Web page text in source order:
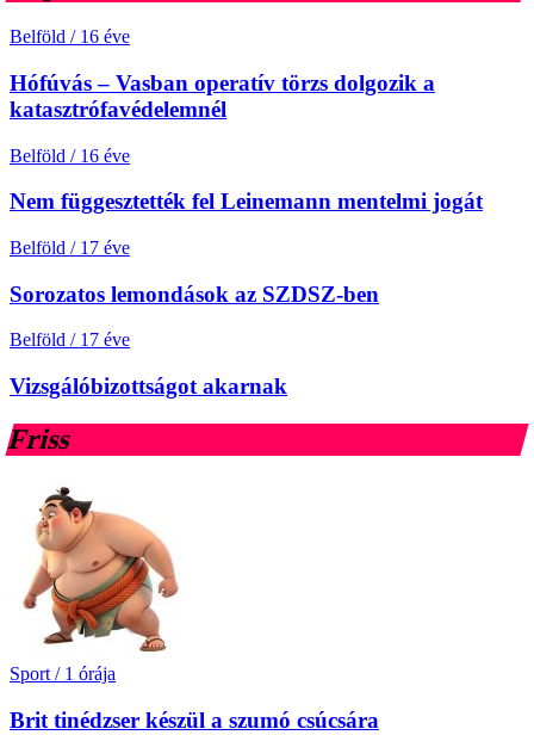
Belföld / 16 éve
Hófúvás – Vasban operatív törzs dolgozik a
katasztrófavédelemnél
Belföld / 16 éve
Nem függesztették fel Leinemann mentelmi jogát
Belföld / 17 éve
Sorozatos lemondások az SZDSZ-ben
Belföld / 17 éve
Vizsgálóbizottságot akarnak
Friss
Sport / 1 órája
Brit tinédzser készül a szumó csúcsára